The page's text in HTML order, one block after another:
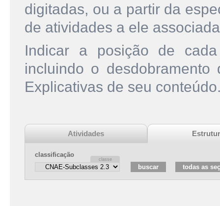
digitadas, ou a partir da
de atividades a ele
Indicar a posição de
incluindo o
Explicativas de seu
Atividades
classificação